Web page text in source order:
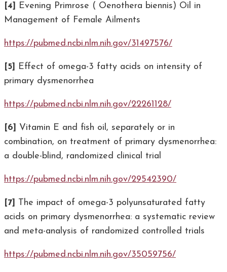
[4]
Evening Primrose ( Oenothera biennis) Oil in
Management of Female Ailments
https://pubmed.ncbi.nlm.nih.gov/31497576/
[5]
Effect of omega-3 fatty acids on intensity of
primary dysmenorrhea
https://pubmed.ncbi.nlm.nih.gov/22261128/
[6] Vitamin E and fish oil, separately or in
combination, on treatment of primary dysmenorrhea:
a double-blind, randomized clinical trial
https://pubmed.ncbi.nlm.nih.gov/29542390/
[7] The impact of omega-3 polyunsaturated fatty
acids on primary dysmenorrhea: a systematic review
and meta-analysis of randomized controlled trials
https://pubmed.ncbi.nlm.nih.gov/35059756/